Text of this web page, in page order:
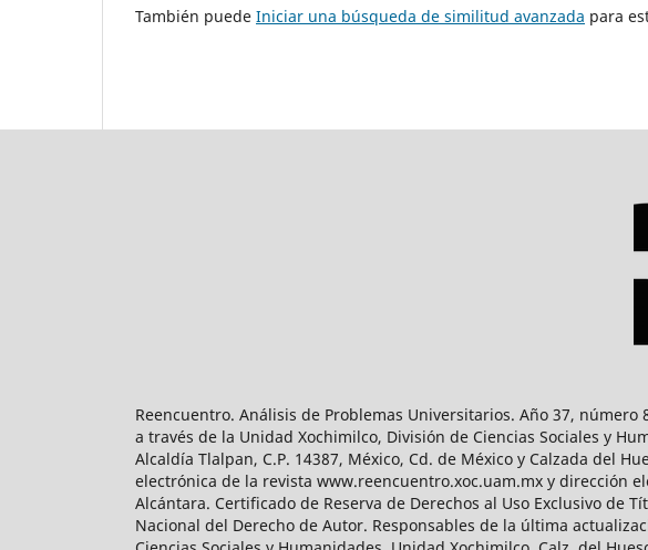
También puede Iniciar una búsqueda de similitud avanzada para
Reencuentro. Análisis de Problemas Universitarios. Año 37,
a través de la Unidad Xochimilco, División de Ciencias Sociales y
Alcaldía Tlalpan, C.P. 14387, México, Cd. de México y Calzada del
electrónica de la revista www.reencuentro.xoc.uam.mx y dirección
Alcántara. Certificado de Reserva de Derechos al Uso Exclusivo de
Nacional del Derecho de Autor. Responsables de la última